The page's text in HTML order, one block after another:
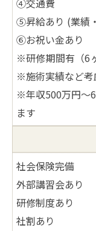
④交通費
⑤昇給あり (業績
⑥お祝い金あり
※研修期間有（6
※施術実績など考
※年収500万円～
ます
社会保険完備
外部講習会あり
研修制度あり
社割あり